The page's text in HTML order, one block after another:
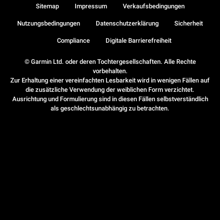
© Garmin Ltd. oder deren Tochtergesellschaften. Alle Rechte
vorbehalten.
Zur Erhaltung einer vereinfachten Lesbarkeit wird in wenigen Fällen auf
die zusätzliche Verwendung der weiblichen Form verzichtet.
Ausrichtung und Formulierung sind in diesen Fällen selbstverständlich
als geschlechtsunabhängig zu betrachten.
Sitemap Impressum Verkaufsbedingungen
Nutzungsbedingungen Datenschutzerklärung Sicherheit
Compliance Digitale Barrierefreiheit